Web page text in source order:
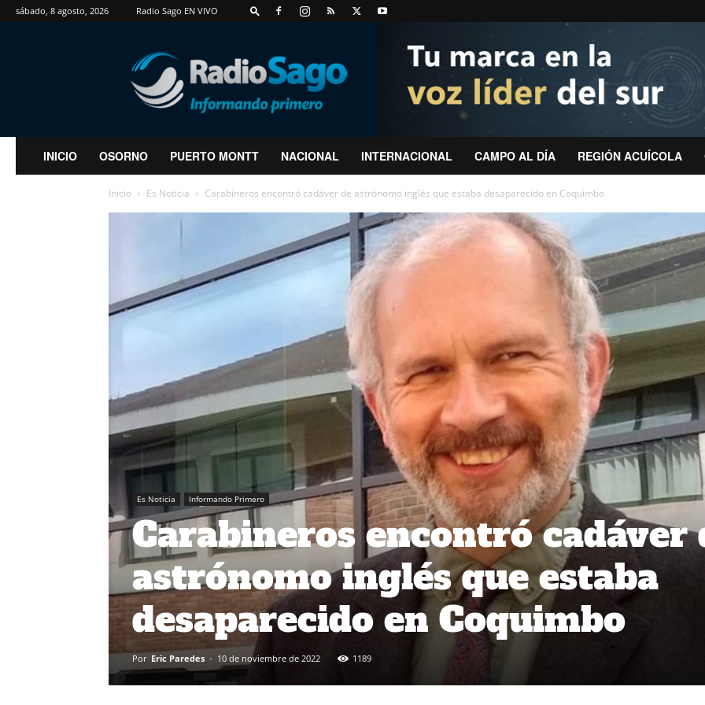
sábado, 8 agosto, 2026 Radio Sago EN VIVO
RadioSago
INICIO OSORNO PUERTO MONTT NACIONAL INTERNACIONAL CAMPO AL DÍA REGIÓN ACUÍCOLA
Inicio Es Noticia Carabineros encontró cadáver de astrónomo inglés que estaba desaparecido en Coquimbo
Es Noticia Informando Primero
Carabineros encontró cadáver
astrónomo inglés que estaba
desaparecido en Coquimbo
Por Eric Paredes - 10 de noviembre de 2022 1189